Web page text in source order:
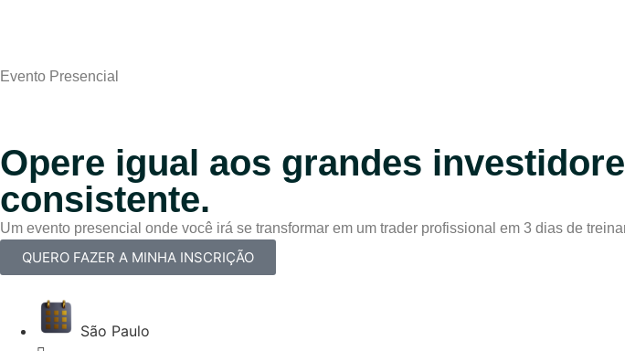
Evento Presencial
Opere igual aos grandes
consistente.
Um evento presencial onde você irá se transformar em um trader profissional em 3 dias de
QUERO FAZER A MINHA INSCRIÇÃO
São Paulo